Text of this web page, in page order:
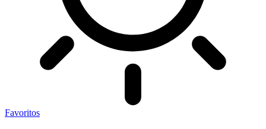
Favoritos